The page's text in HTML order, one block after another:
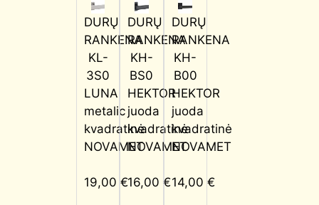
DURŲ
RANKENA
KL-
3S0
LUNA
metalic
kvadratinė
NOVAMET
19,00 €
DURŲ
RANKENA
KH-
BS0
HEKTOR
juoda
kvadratinė
NOVAMET
16,00€
DURŲ
RANKENA
KH-
B00
HEKTOR
juoda
kvadratinė
NOVAMET
14,00 €